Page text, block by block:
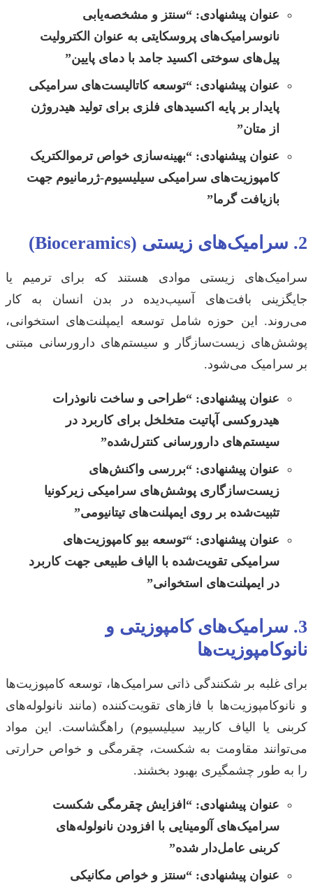
عنوان پیشنهادی: “سنتز و مشخصه‌یابی
نانوسرامیک‌های پروسکایتی به عنوان الکترولیت
پیل‌های سوختی اکسید جامد با دمای پایین”
عنوان پیشنهادی: “توسعه کاتالیست‌های سرامیکی
پایدار بر پایه اکسیدهای فلزی برای تولید هیدروژن
از متان”
عنوان پیشنهادی: “بهینه‌سازی خواص ترموالکتریک
کامپوزیت‌های سرامیکی سیلیسیوم-ژرمانیوم جهت
بازیافت گرما”
2. سرامیک‌های زیستی (Bioceramics)
سرامیک‌های زیستی موادی هستند که برای ترمیم یا
جایگزینی بافت‌های آسیب‌دیده در بدن انسان به کار
می‌روند. این حوزه شامل توسعه ایمپلنت‌های استخوانی،
پوشش‌های زیست‌سازگار و سیستم‌های دارورسانی مبتنی
بر سرامیک می‌شود.
عنوان پیشنهادی: “طراحی و ساخت نانوذرات
هیدروکسی آپاتیت متخلخل برای کاربرد در
سیستم‌های دارورسانی کنترل‌شده”
عنوان پیشنهادی: “بررسی واکنش‌های
زیست‌سازگاری پوشش‌های سرامیکی زیرکونیا
تثبیت‌شده بر روی ایمپلنت‌های تیتانیومی”
عنوان پیشنهادی: “توسعه بیو کامپوزیت‌های
سرامیکی تقویت‌شده با الیاف طبیعی جهت کاربرد
در ایمپلنت‌های استخوانی”
3. سرامیک‌های کامپوزیتی و
نانوکامپوزیت‌ها
برای غلبه بر شکنندگی ذاتی سرامیک‌ها، توسعه کامپوزیت‌ها
و نانوکامپوزیت‌ها با فازهای تقویت‌کننده (مانند نانولوله‌های
کربنی یا الیاف کاربید سیلیسیوم) راهگشاست. این مواد
می‌توانند مقاومت به شکست، چقرمگی و خواص حرارتی
را به طور چشمگیری بهبود بخشند.
عنوان پیشنهادی: “افزایش چقرمگی شکست
سرامیک‌های آلومینایی با افزودن نانولوله‌های
کربنی عامل‌دار شده”
عنوان پیشنهادی: “سنتز و خواص مکانیکی